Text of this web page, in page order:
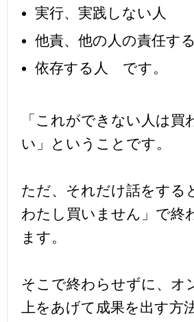
実行、実践しない人
他責、他の人の責任す
依存する人 です。
「これができない人は買
い」ということです。
ただ、それだけ話をする
わたし買いません」で終
ます。
そこで終わらせずに、オ
上をあげて成果を出す方